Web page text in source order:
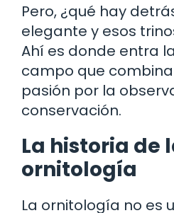
Pero, ¿qué hay
elegante y esos
Ahí es donde entra
campo que
pasión por la
conservación.
La historia de
ornitología
La ornitología no es